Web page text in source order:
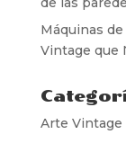
Máquinas
Vintage que
Arte Vintage